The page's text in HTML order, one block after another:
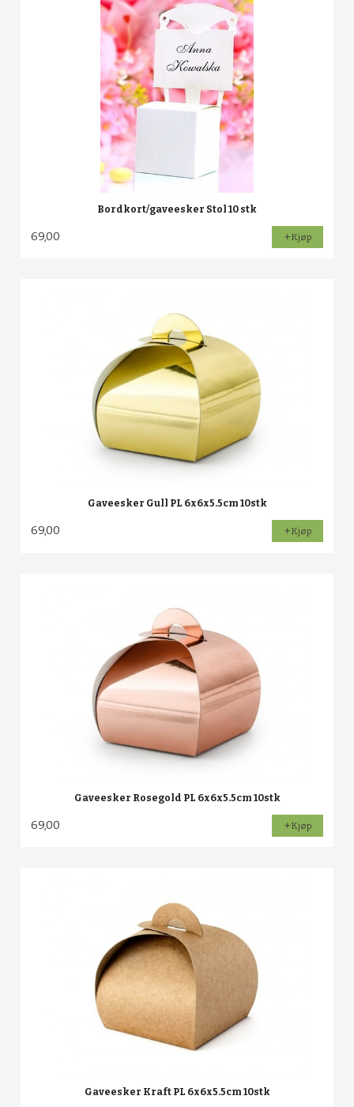
Bordkort/gaveesker Stol 10 stk
69,00 Kjøp
Gaveesker Gull PL 6x6x5.5cm 10stk
69,00 Kjøp
Gaveesker Rosegold PL 6x6x5.5cm 10stk
69,00 Kjøp
Gaveesker Kraft PL 6x6x5.5cm 10stk